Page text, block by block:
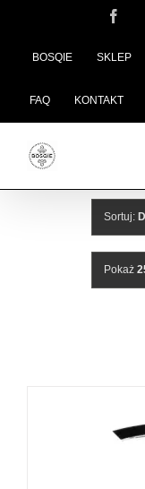
BOSQIE SKLEP
FAQ KONTAKT
Sortuj:
Pokaż